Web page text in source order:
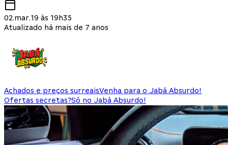
02.mar.19 às 19h35
Atualizado há mais de 7 anos
Achados e preços surreaisVenha para o Jabá Absurdo!
Ofertas secretas?Só no Jabá Absurdo!